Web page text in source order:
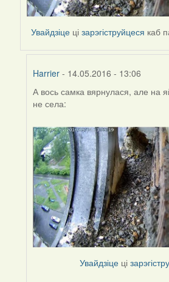
Увайдзіце цізарэгіструйцеся каб
Harrier- 14.05.2016 - 13:06
In
reply
by
Harrier
А вось самка вярнулася, але на
не села:
Увайдзіце ці